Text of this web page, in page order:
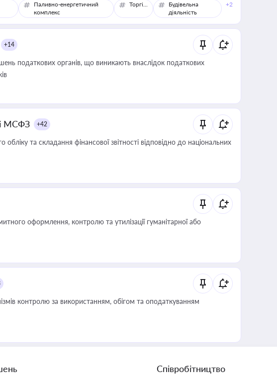
Паливно-енергетичний
комплекс
Торгівля
Будівельна
діяльність
+2
+14
податкових органів, що виникають внаслідок податкових
і МСФЗ +42
обліку та складання фінансової звітності відповідно до національних
оформлення, контролю та утилізації гуманітарної або
контролю за використанням, обігом та оподаткуванням
Співробітництво